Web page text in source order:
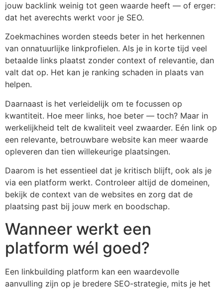
jouw backlink weinig tot geen waarde heeft — of erger:
dat het averechts werkt voor je SEO.
Zoekmachines worden steeds beter in het herkennen
van onnatuurlijke linkprofielen. Als je in korte tijd veel
betaalde links plaatst zonder context of relevantie, dan
valt dat op. Het kan je ranking schaden in plaats van
helpen.
Daarnaast is het verleidelijk om te focussen op
kwantiteit. Hoe meer links, hoe beter — toch? Maar in
werkelijkheid telt de kwaliteit veel zwaarder. Eén link op
een relevante, betrouwbare website kan meer waarde
opleveren dan tien willekeurige plaatsingen.
Daarom is het essentieel dat je kritisch blijft, ook als je
via een platform werkt. Controleer altijd de domeinen,
bekijk de context van de websites en zorg dat de
plaatsing past bij jouw merk en boodschap.
Wanneer werkt een
platform wél goed?
Een linkbuilding platform kan een waardevolle
aanvulling zijn op je bredere SEO-strategie, mits je het